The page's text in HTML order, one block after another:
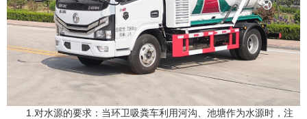
1.对水源的要求：当环卫吸粪车利用河沟、池塘作为水源时，注